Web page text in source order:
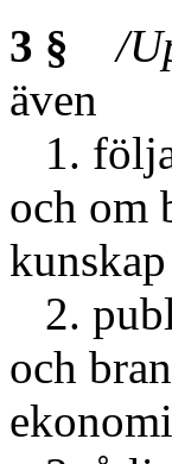
3 §
/
även
1.
och om
2.
och